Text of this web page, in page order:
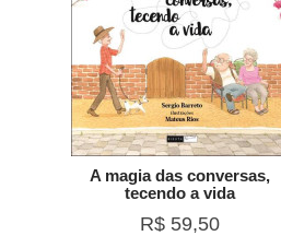
A magia das conversas,
tecendo a vida
R$ 59,50